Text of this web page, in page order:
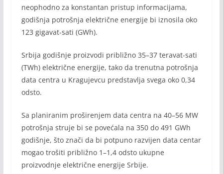
neophodno za konstantan pristup informacijama,
godišnja potrošnja električne energije bi iznosila oko
123 gigavat-sati (GWh).
Srbija godišnje proizvodi približno 35–37 teravat-sati
(TWh) električne energije, tako da trenutna potrošnja
data centra u Kragujevcu predstavlja svega oko 0,34
odsto.
Sa planiranim proširenjem data centra na 40–56 MW
potrošnja struje bi se povećala na 350 do 491 GWh
godišnje, što znači da bi potpuno razvijen data centar
mogao trošiti približno 1–1,4 odsto ukupne
proizvodnje električne energije Srbije.